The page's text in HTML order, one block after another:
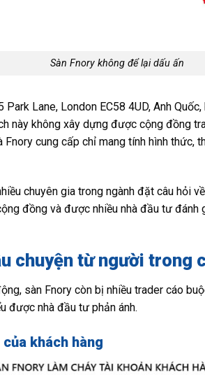
Sàn Fnory không để lại dấu ấn
Lane, London EC58 4UD, Anh
này không xây dựng được cộng đồng
cung cấp chỉ mang tính hình thức,
chuyên gia trong ngành đặt câu hỏi
đồng và được nhiều nhà đầu tư đánh
chuyện từ người trong
sàn Fnory còn bị nhiều trader cáo
được nhà đầu tư phản ánh.
khách hàng